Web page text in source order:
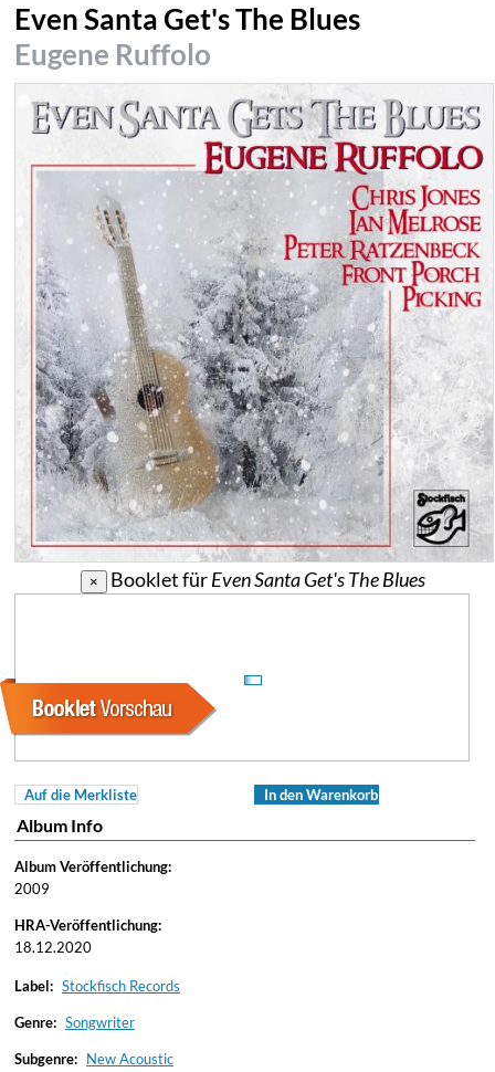
Even Santa Get's The Blues
Eugene Ruffolo
× Booklet fürEven Santa Get's The Blues
Auf die Merkliste In den Warenkorb
Album Info
Album Veröffentlichung:
2009
HRA-Veröffentlichung:
18.12.2020
Label: Stockfisch Records
Genre: Songwriter
Subgenre: New Acoustic